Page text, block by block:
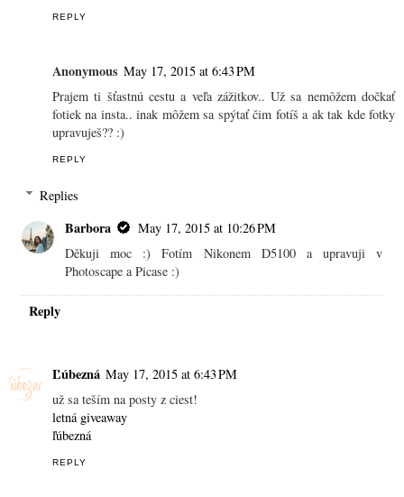
REPLY
Anonymous May 17, 2015 at 6:43 PM
Prajem ti šťastnú cestu a veľa zážitkov.. Už sa nemôžem dočkať
fotiek na insta.. inak môžem sa spýtať čim fotíš a ak tak kde fotky
upravuješ?? :)
REPLY
Replies
Barbora
May 17, 2015 at 10:26 PM
Děkuji moc :) Fotím Nikonem D5100 a upravuji v
Photoscape a Picase :)
Reply
Ľúbezná May 17, 2015 at 6:43 PM
už sa teším na posty z ciest!
letná giveaway
ľúbezná
REPLY